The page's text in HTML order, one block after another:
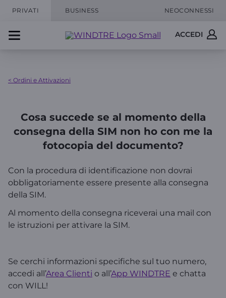
PRIVATI BUSINESS NEOCONNESSI
ACCEDI
< Ordini e Attivazioni
Cosa succede se al momento della
consegna della SIM non ho con me la
fotocopia del documento?
Con la procedura di identificazione non dovrai
obbligatoriamente essere presente alla consegna
della SIM.
Al momento della consegna riceverai una mail con
le istruzioni per attivare la SIM.
Se cerchi informazioni specifiche sul tuo numero,
accedi all’Area Clienti o all’App WINDTRE e chatta
con WILL!